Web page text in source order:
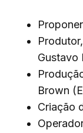
Gustavo
Brown
Criação